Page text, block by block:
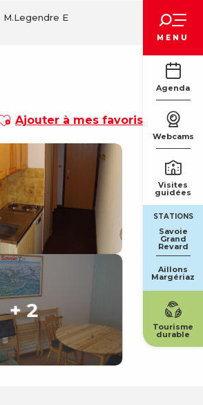
MENU
Agenda
Webcams
Visites
guidées
STATIONS
Savoie
Grand
Revard
Aillons
Margériaz
Tourisme
durable
M.Legendre E
aux favoris
Ajouter à mes favoris
+ 2